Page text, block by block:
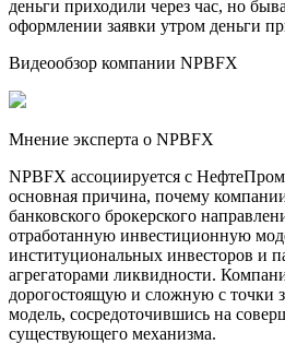
деньги приходили через час, но
оформлении заявки утром деньги
Видеообзор компании NPBFX
Мнение эксперта о NPBFX
NPBFX ассоциируется с
основная причина, почему
банковского брокерского
отработанную инвестиционную
институциональных инвесторов и
агрегаторами ликвидности.
дорогостоящую и сложную с точки
модель, сосредоточившись на
существующего механизма.